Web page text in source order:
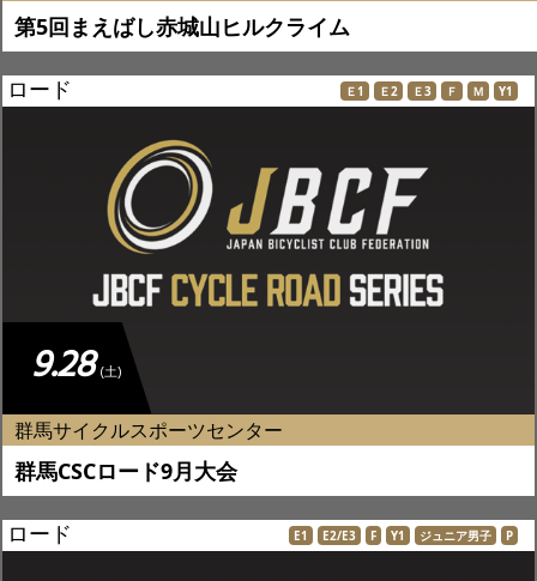
第5回まえばし赤城山ヒルクライム
ロード Ｅ1 Ｅ2 Ｅ3 Ｆ Ｍ Y1
9.28 (土)
群馬サイクルスポーツセンター
群馬CSCロード9月大会
ロード E1 E2/E3 F Y1 ジュニア男子 P